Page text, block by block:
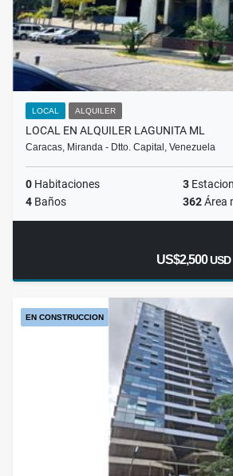
LOCAL ALQUILER
LOCAL EN ALQUILER LAGUNITA ML
Caracas, Miranda - Dtto. Capital, Venezuela
0 Habitaciones 3
4 Baños 362Área
US$2,500USD
EN CONSTRUCCION